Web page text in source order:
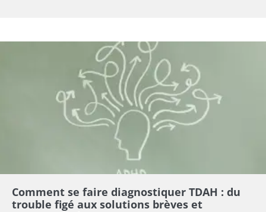
Comment se faire diagnostiquer TDAH : du
trouble figé aux solutions brèves et